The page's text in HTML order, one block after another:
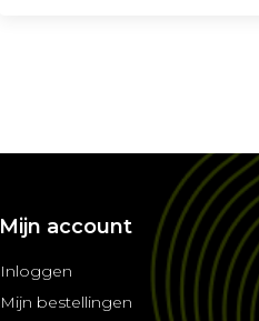
Mijn account
Inloggen
Mijn bestellingen